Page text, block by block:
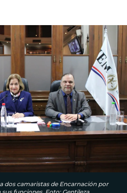
dos camaristas de Encarnación por